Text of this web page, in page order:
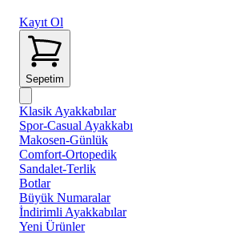
Kayıt Ol
Sepetim
Klasik Ayakkabılar
Spor-Casual Ayakkabı
Makosen-Günlük
Comfort-Ortopedik
Sandalet-Terlik
Botlar
Büyük Numaralar
İndirimli Ayakkabılar
Yeni Ürünler